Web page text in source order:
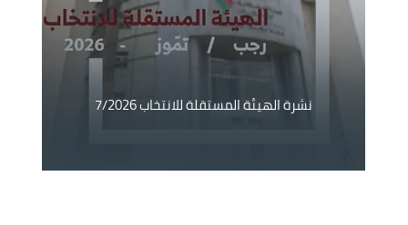
نشرة الهيئة المستقلة للانتخاب 7/2026